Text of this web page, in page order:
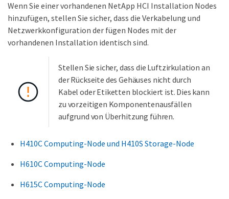
Wenn Sie einer vorhandenen NetApp HCI Installation Nodes
hinzufügen, stellen Sie sicher, dass die Verkabelung und
Netzwerkkonfiguration der fügen Nodes mit der
vorhandenen Installation identisch sind.
Stellen Sie sicher, dass die Luftzirkulation an
der Rückseite des Gehäuses nicht durch
Kabel oder Etiketten blockiert ist. Dies kann
zu vorzeitigen Komponentenausfällen
aufgrund von Überhitzung führen.
H410C Computing-Node und H410S Storage-Node
H610C Computing-Node
H615C Computing-Node